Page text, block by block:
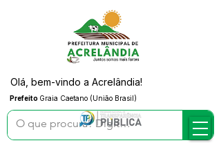
Prefeito Graia Caetano (União Brasil)
Olá, bem-vindo a Acrelândia!